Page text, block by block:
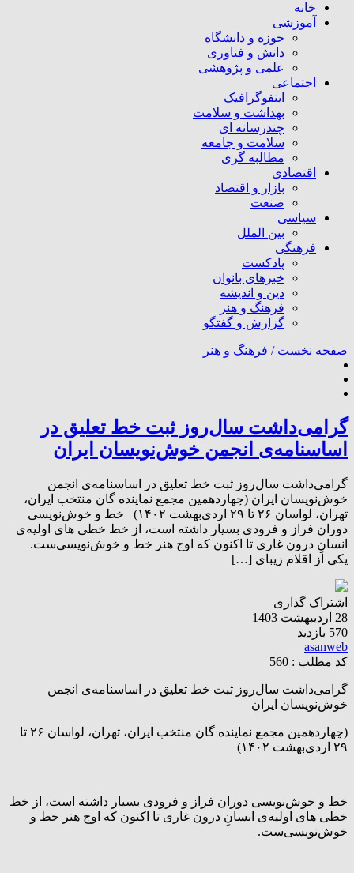
خانه
آموزشی
حوزه و دانشگاه
دانش و فناوری
علمی و پژوهشی
اجتماعی
اینفوگرافیک
بهداشت و سلامت
چندرسانه ای
سلامت و جامعه
مطالبه گری
اقتصادی
بازار و اقتصاد
صنعت
سیاسی
بین الملل
فرهنگی
پادکست
خبرهای بانوان
دین و اندیشه
فرهنگ و هنر
گزارش و گفتگو
صفحه نخست / فرهنگ و هنر
گرامی‌داشت سال‌روز ثبت خط تعلیق در
اساسنامه‌ی انجمن خوش‌نویسان ایران
گرامی‌داشت سال‌روز ثبت خط تعلیق در اساسنامه‌ی انجمن
خوش‌نویسان ایران (چهاردهمین مجمع نماینده گان منتخب ایران،
تهران، لواسان ۲۶ تا ۲۹ اردی‌بهشت ۱۴۰۲) خط و خوش‌نویسی
دوران فراز و فرودی بسیار داشته است، از خط خطی های اولیه‌ی
انسانِ درون غاری تا اکنون که اوج هنر خط و خوش‌نویسی‌ست.
یکی از اقلام زیبای […]
اشتراک گذاری
28 اردیبهشت 1403
570 بازدید
asanweb
کد مطلب : 560
گرامی‌داشت سال‌روز ثبت خط تعلیق در اساسنامه‌ی انجمن
خوش‌نویسان ایران
(چهاردهمین مجمع نماینده گان منتخب ایران، تهران، لواسان ۲۶ تا
۲۹ اردی‌بهشت ۱۴۰۲)
خط و خوش‌نویسی دوران فراز و فرودی بسیار داشته است، از خط
خطی های اولیه‌ی انسانِ درون غاری تا اکنون که اوج هنر خط و
خوش‌نویسی‌ست.